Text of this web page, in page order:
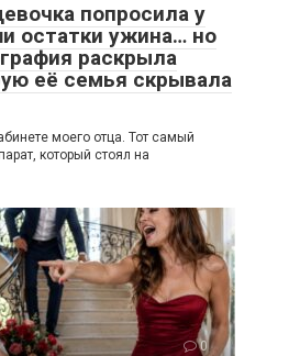
попросила у
остатки ужина… но
раскрыла
её семья скрывала
моего отца. Тот самый
который стоял на
0